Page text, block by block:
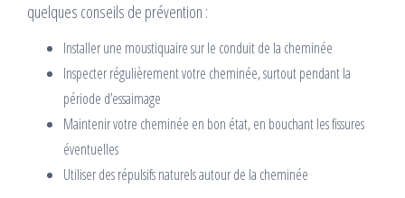
quelques conseils de prévention :
Installer une moustiquaire sur le conduit de la cheminée
Inspecter régulièrement votre cheminée, surtout pendant la
période d’essaimage
Maintenir votre cheminée en bon état, en bouchant les fissures
éventuelles
Utiliser des répulsifs naturels autour de la cheminée